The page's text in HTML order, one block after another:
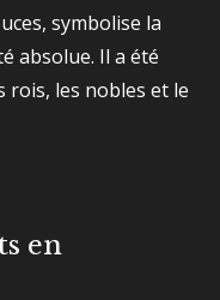
symbolise la
absolue. Il a été
les nobles et le
en